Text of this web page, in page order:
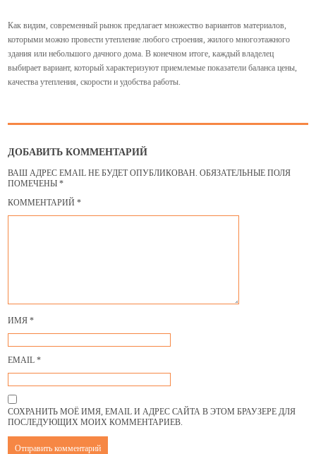
Как видим, современный рынок предлагает множество вариантов материалов,
которыми можно провести утепление любого строения, жилого многоэтажного
здания или небольшого дачного дома. В конечном итоге, каждый владелец
выбирает вариант, который характеризуют приемлемые показатели баланса цены,
качества утепления, скорости и удобства работы.
ДОБАВИТЬ КОММЕНТАРИЙ
ВАШ АДРЕС EMAIL НЕ БУДЕТ ОПУБЛИКОВАН. ОБЯЗАТЕЛЬНЫЕ ПОЛЯ
ПОМЕЧЕНЫ*
КОММЕНТАРИЙ*
ИМЯ*
EMAIL*
СОХРАНИТЬ МОЁ ИМЯ, EMAIL И АДРЕС САЙТА В ЭТОМ БРАУЗЕРЕ ДЛЯ
ПОСЛЕДУЮЩИХ МОИХ КОММЕНТАРИЕВ.